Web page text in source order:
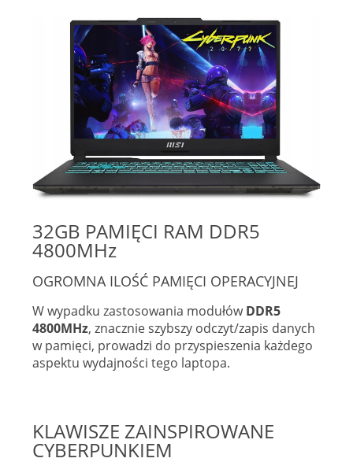
32GB PAMIĘCI RAM DDR5
4800MHz
OGROMNA ILOŚĆ PAMIĘCI OPERACYJNEJ
W wypadku zastosowania modułówDDR5
4800MHz, znacznie szybszy odczyt/zapis danych
w pamięci, prowadzi do przyspieszenia każdego
aspektu wydajności tego laptopa.
KLAWISZE ZAINSPIROWANE
CYBERPUNKIEM